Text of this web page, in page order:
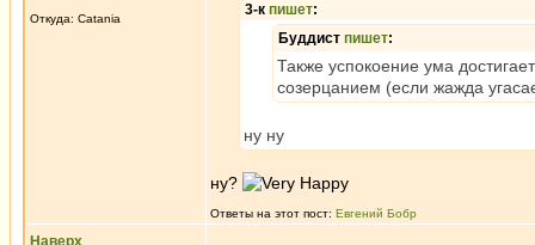
Откуда: Catania
3-к пишет:
Буддист пишет:
Также успокоение ума
созерцанием (если жажда
ну ну
ну?
Ответы на этот пост: Евгений Бобр
Наверх